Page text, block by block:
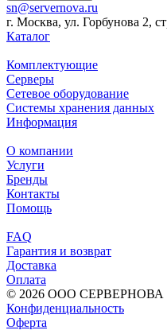
sn@servernova.ru
г. Москва, ул. Горбунова 2,
Каталог
Комплектующие
Серверы
Сетевое оборудование
Системы хранения данных
Информация
О компании
Услуги
Бренды
Контакты
Помощь
FAQ
Гарантия и возврат
Доставка
Оплата
© 2026 ООО СЕРВЕРНОВА
Конфиденциальность
Оферта